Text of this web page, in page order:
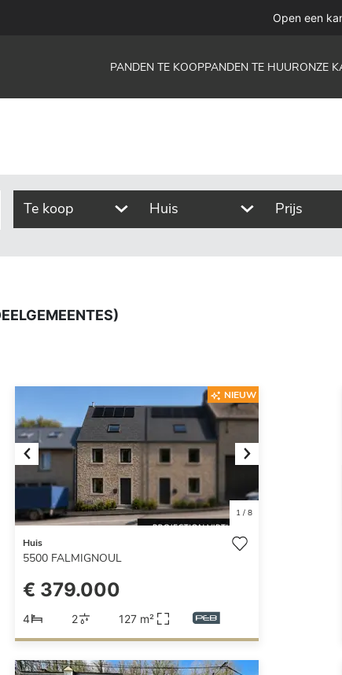
Open een
PANDEN TE KOOPPANDEN TE HUURONZE
Thynes
Te koop Huis Prijs
Previous Next
1/ 8
NIEUW
Huis
5500 FALMIGNOUL
€ 379.000
4 2 127 m²